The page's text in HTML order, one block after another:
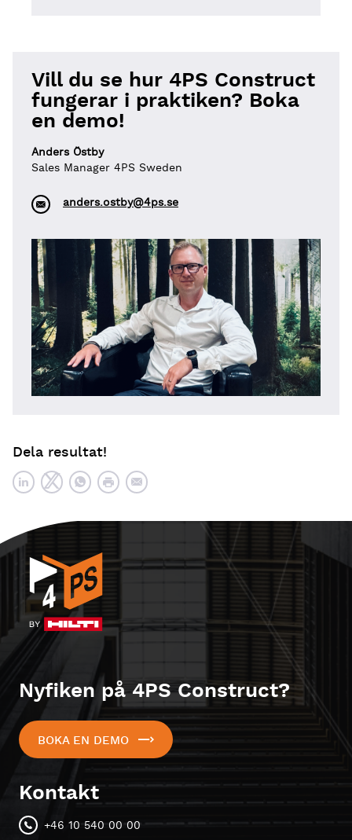
Vill du se hur 4PS Construct
fungerar i praktiken? Boka
en demo!
Anders Östby
Sales Manager 4PS Sweden
anders.ostby@4ps.se
Dela resultat!
Nyfiken på 4PS Construct?
BOKA EN DEMO
Kontakt
+46 10 540 00 00